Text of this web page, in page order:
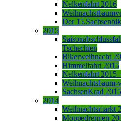
Nelkenfahrt 2016
Der
2015
Tschechien
Bikerweihnacht
Himmelfahrt 2015
Nelkenfahrt 2015
Weihnachtsbaum-
SachsenKrad 2015
2014
Weihnachtsmarkt
Moppedrennen